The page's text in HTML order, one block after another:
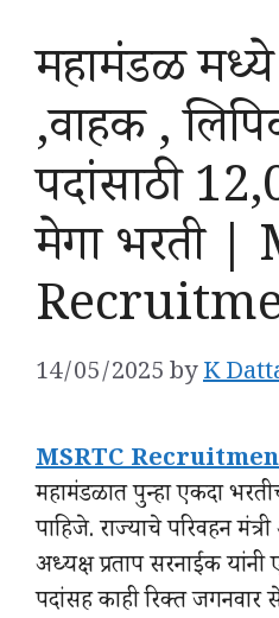
महामंडळ
,वाहक ,
पदांसाठी
मेगा भरती |
14/05/2025byK
MSRTC
महामंडळात पुन्हा एकदा
पाहिजे. राज्याचे परिवहन
अध्यक्ष प्रताप सरनाईक
पदांसह काही रिक्त